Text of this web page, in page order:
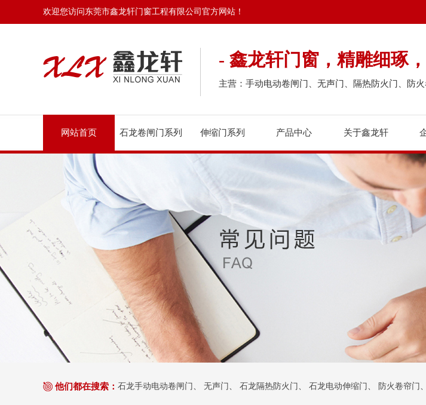
欢迎您访问东莞市鑫龙轩门窗工程有限公司官方网站！
- 鑫龙轩门窗，精雕细琢
主营：手动电动卷闸门、无声门、隔热防火门、防
网站首页 石龙卷闸门系列 伸缩门系列 产品中心 关于鑫龙轩
他们都在搜索： 石龙手动电动卷闸门 、 无声门 、 石龙隔热防火门 、 石龙电动伸缩门 、 防火卷帘门 、